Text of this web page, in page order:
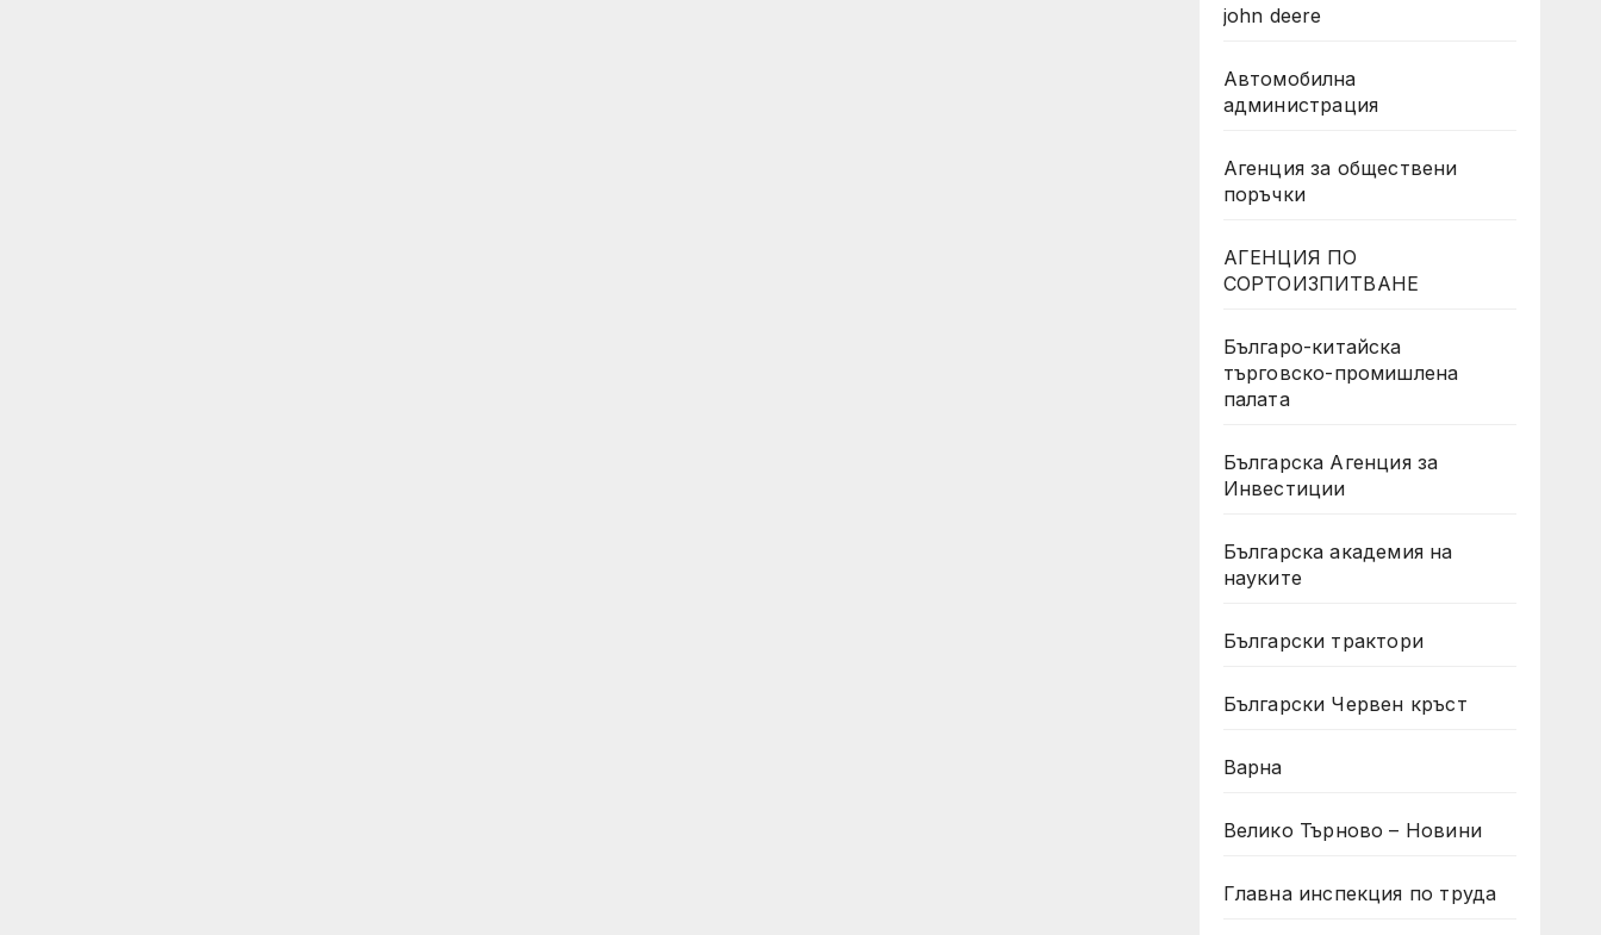
john deere
Автомобилна
администрация
Агенция за обществени
поръчки
АГЕНЦИЯ ПО
СОРТОИЗПИТВАНЕ
Българо-китайска
търговско-промишлена
палата
Българска Агенция за
Инвестиции
Българска академия на
науките
Български трактори
Български Червен кръст
Варна
Велико Търново – Новини
Главна инспекция по труда